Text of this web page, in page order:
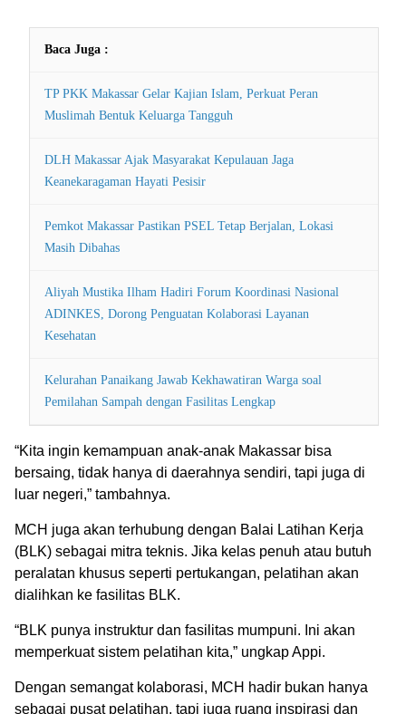
Baca Juga :
TP PKK Makassar Gelar Kajian Islam, Perkuat Peran
Muslimah Bentuk Keluarga Tangguh
DLH Makassar Ajak Masyarakat Kepulauan Jaga
Keanekaragaman Hayati Pesisir
Pemkot Makassar Pastikan PSEL Tetap Berjalan, Lokasi
Masih Dibahas
Aliyah Mustika Ilham Hadiri Forum Koordinasi Nasional
ADINKES, Dorong Penguatan Kolaborasi Layanan
Kesehatan
Kelurahan Panaikang Jawab Kekhawatiran Warga soal
Pemilahan Sampah dengan Fasilitas Lengkap
“Kita ingin kemampuan anak-anak Makassar bisa
bersaing, tidak hanya di daerahnya sendiri, tapi juga di
luar negeri,” tambahnya.
MCH juga akan terhubung dengan Balai Latihan Kerja
(BLK) sebagai mitra teknis. Jika kelas penuh atau butuh
peralatan khusus seperti pertukangan, pelatihan akan
dialihkan ke fasilitas BLK.
“BLK punya instruktur dan fasilitas mumpuni. Ini akan
memperkuat sistem pelatihan kita,” ungkap Appi.
Dengan semangat kolaborasi, MCH hadir bukan hanya
sebagai pusat pelatihan, tapi juga ruang inspirasi dan